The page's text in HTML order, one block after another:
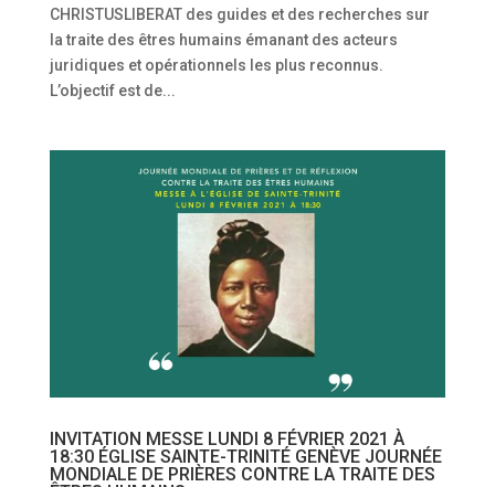
CHRISTUSLIBERAT des guides et des recherches sur
la traite des êtres humains émanant des acteurs
juridiques et opérationnels les plus reconnus.
L’objectif est de...
INVITATION MESSE LUNDI 8 FÉVRIER 2021 À
18:30 ÉGLISE SAINTE-TRINITÉ GENÈVE JOURNÉE
MONDIALE DE PRIÈRES CONTRE LA TRAITE DES